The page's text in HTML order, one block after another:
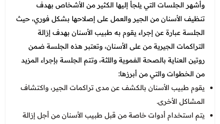
وأشهر الجلسات التي يلجأ إليها الكثير من الأشخاص بهدف
تنظيف الأسنان من الجير والعمل على إصلاحها بشكل فوري، حيث
الجلسة عبارة عن إجراء يقوم به طبيب الأسنان بهدف إزالة
التراكمات الجيرية من على الأسنان، وتعتبر هذه الجلسة ضمن
روتين العناية بالصحة الفموية واللثة، وتتم الجلسة بإجراء المزيد
من الخطوات والتي من أبرزها:
يقوم طبيب الأسنان بالكشف عن مدى تراكمات الجير، واكتشاف
المشاكل الأخرى.
يتم استخدام أدوات خاصة من قبل طبيب الأسنان من أجل إزالة